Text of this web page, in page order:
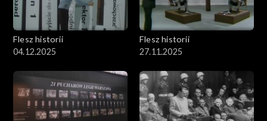
Flesz historii
04.12.2025
Flesz historii
27.11.2025